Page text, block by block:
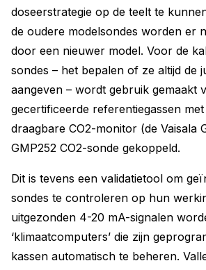
doseerstrategie op de teelt te
de oudere modelsondes worden er
door een nieuwer model. Voor de
sondes – het bepalen of ze altijd de
aangeven – wordt gebruik gemaakt
gecertificeerde referentiegassen
draagbare CO2-monitor (de Vaisala
GMP252 CO2-sonde gekoppeld.
Dit is tevens een validatietool om
sondes te controleren op hun
uitgezonden 4-20 mA-signalen
‘klimaatcomputers’ die zijn
kassen automatisch te beheren.